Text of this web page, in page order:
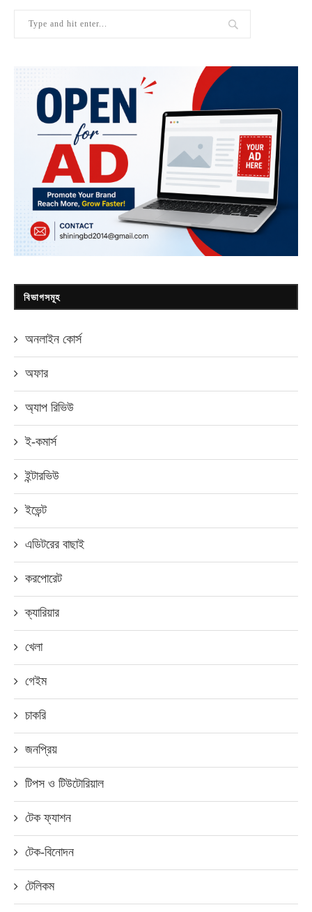
বিভাগসমূহ
অনলাইন কোর্স
অফার
অ্যাপ রিভিউ
ই-কমার্স
ইন্টারভিউ
ইভেন্ট
এডিটরের বাছাই
করপোরেট
ক্যারিয়ার
খেলা
গেইম
চাকরি
জনপ্রিয়
টিপস ও টিউটোরিয়াল
টেক ফ্যাশন
টেক-বিনোদন
টেলিকম